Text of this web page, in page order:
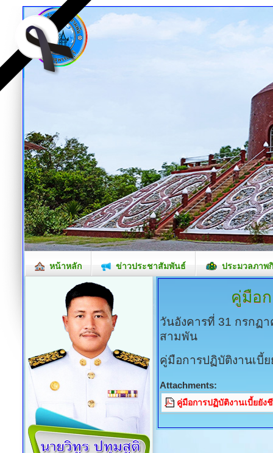
หน้าหลัก ข่าวประชาสัมพันธ์ ประมวลภาพ
คู่มือ
วันอังคารที่ 31 กรกฏ
สามพัน
คู่มือการปฏิบัติงานเบี้
Attachments:
คู่มือการปฏิบัติงานเบี้ยยัง